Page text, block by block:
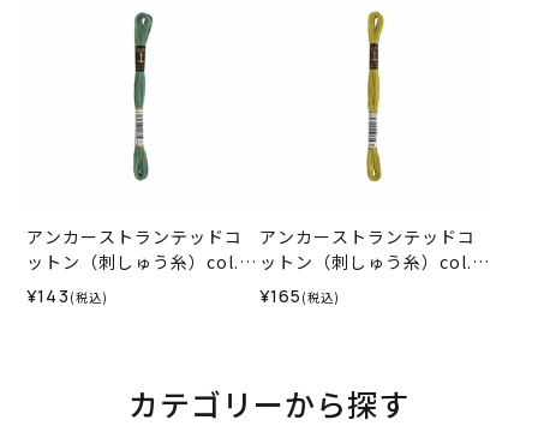
アンカーストランテッドコ
ットン（刺しゅう糸）col.0
216
¥143 (税込)
アンカーストランテッドコ
ットン（刺しゅう糸）col.0
280
¥165 (税込)
カテゴリーから探す